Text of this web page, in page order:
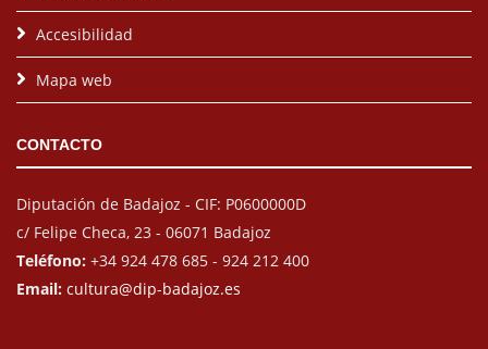
Accesibilidad
Mapa web
CONTACTO
Diputación de Badajoz - CIF: P0600000D
c/ Felipe Checa, 23 - 06071 Badajoz
Teléfono: +34 924 478 685 - 924 212 400
Email: cultura@dip-badajoz.es